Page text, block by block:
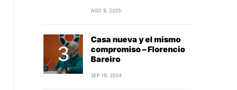
AGO 9, 2025
Casa nueva y el mismo
compromiso – Florencio
Bareiro
SEP 19, 2024